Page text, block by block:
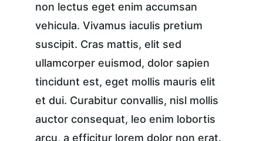
non lectus eget enim accumsan
vehicula. Vivamus iaculis pretium
suscipit. Cras mattis, elit sed
ullamcorper euismod, dolor sapien
tincidunt est, eget mollis mauris elit
et dui. Curabitur convallis, nisl mollis
auctor consequat, leo enim lobortis
arcu, a efficitur lorem dolor non erat.